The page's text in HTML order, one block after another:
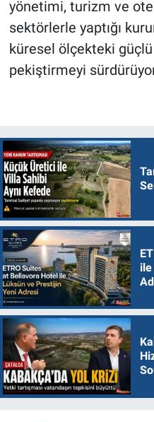
yönetimi, turizm ve
sektörlerle yaptığı
küresel ölçekteki
pekiştirmeyi